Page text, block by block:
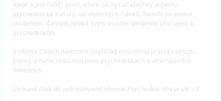
eseje a jiné tvůrčí psaní, které zachycují všechny aspekty
psychedelické kultury, od vědeckých článků, filosofii po osobní
zkušenosti. Časopis vyniká svým mutdisciplinárním přístupem k
psychedelikům.
V těchto číslech naleznete například dvoudílnou práci Exodrugs,
články o harm reduction nebo psychedelikách a alternativních
dimenzích.
Vybraná čísla do naší kampaně věnoval Psychedelic Press UK <3